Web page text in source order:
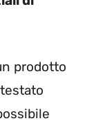
prodotto